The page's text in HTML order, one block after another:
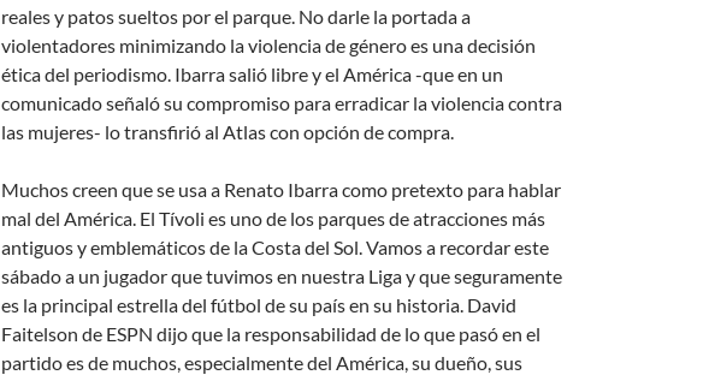
reales y patos sueltos por el parque. No darle la portada a
violentadores minimizando la violencia de género es una decisión
ética del periodismo. Ibarra salió libre y el América -que en un
comunicado señaló su compromiso para erradicar la violencia contra
las mujeres- lo transfirió al Atlas con opción de compra.
Muchos creen que se usa a Renato Ibarra como pretexto para hablar
mal del América. El Tívoli es uno de los parques de atracciones más
antiguos y emblemáticos de la Costa del Sol. Vamos a recordar este
sábado a un jugador que tuvimos en nuestra Liga y que seguramente
es la principal estrella del fútbol de su país en su historia. David
Faitelson de ESPN dijo que la responsabilidad de lo que pasó en el
partido es de muchos, especialmente del América, su dueño, sus